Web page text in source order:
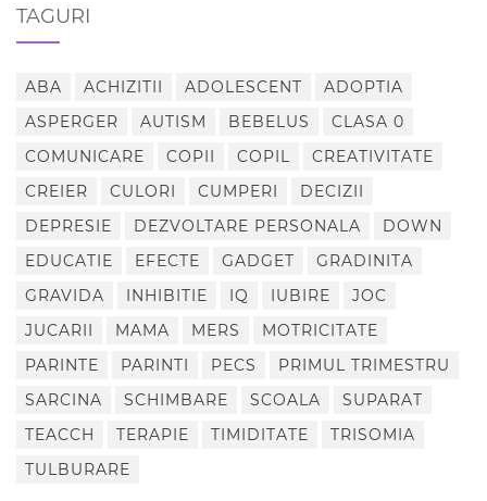
TAGURI
ABA ACHIZITII ADOLESCENT
ADOPTIA
ASPERGER
AUTISM BEBELUS
CLASA 0
COMUNICARE
COPII COPIL
CREATIVITATE
CREIER
CULORI CUMPERI
DECIZII
DEPRESIE
DEZVOLTARE PERSONALA
DOWN
EDUCATIE
EFECTE GADGET
GRADINITA
GRAVIDA
INHIBITIE IQ IUBIRE
JOC
JUCARII
MAMA MERS
MOTRICITATE
PARINTE
PARINTI PECS
PRIMUL TRIMESTRU
SARCINA
SCHIMBARE SCOALA
SUPARAT
TEACCH
TERAPIE TIMIDITATE
TRISOMIA
TULBURARE